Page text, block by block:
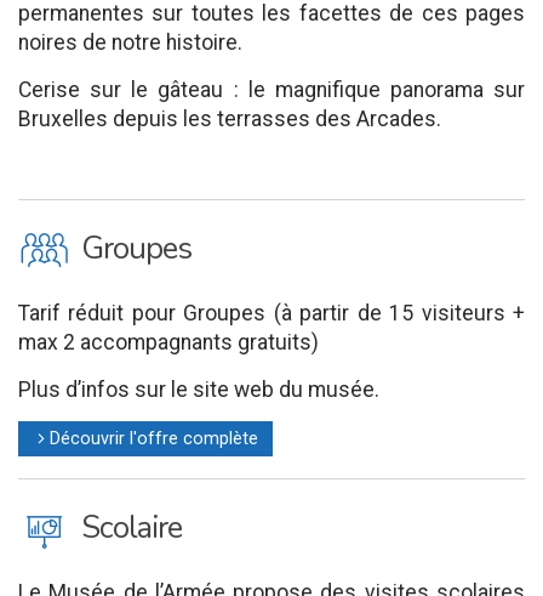
permanentes sur toutes les facettes de ces pages
noires de notre histoire.
Cerise sur le gâteau : le magnifique panorama sur
Bruxelles depuis les terrasses des Arcades.
O Groupes
Tarif réduit pour Groupes (à partir de 15 visiteurs +
max 2 accompagnants gratuits)
Plus d’infos sur le site web du musée.
l Découvrir l'offre complète
J Scolaire